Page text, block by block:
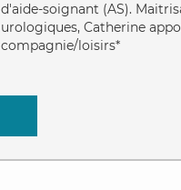
d'aide-soignant (AS).
urologiques, Catherine
compagnie/loisirs*